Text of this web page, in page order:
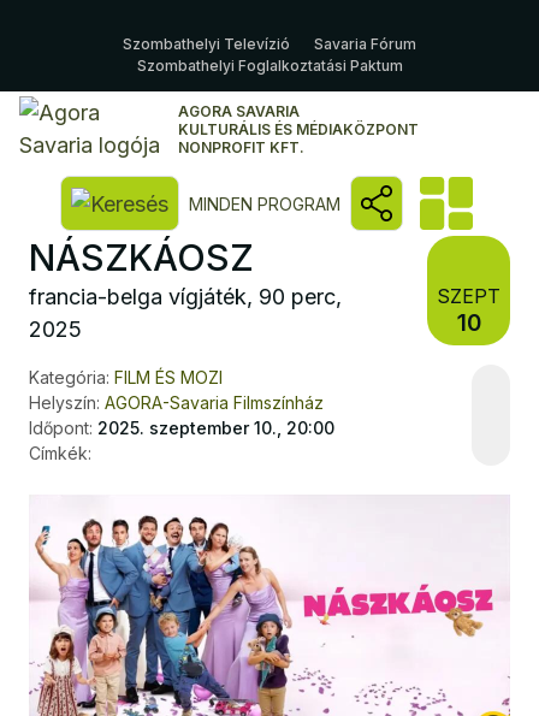
Szombathelyi Televízió
Savaria Fórum
Szombathelyi Foglalkoztatási Paktum
AGORA SAVARIA
KULTURÁLIS ÉS MÉDIAKÖZPONT
NONPROFIT KFT.
Kereső megnyitása
MINDEN PROGRAM
NÁSZKÁOSZ
francia-belga vígjáték, 90 perc,
2025
SZEPT
10
Kategória: FILM ÉS MOZI
Helyszín: AGORA-Savaria Filmszínház
Időpont: 2025. szeptember 10., 20:00
Címkék: